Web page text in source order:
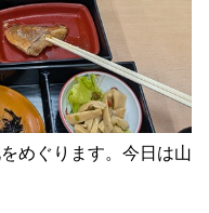
めぐります。今日は山